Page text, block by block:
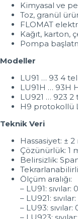
Kimyasal ve
Toz, granül
FLOMAT
Kağıt, karton,
Pompa
Modeller
LU91 … 93 4
LU91H … 93H
LU921 … 923 2
H9 protokollü
Teknik Veri
Hassasiyet: ±
Çözünürlük: 1
Belirsizlik:
Ölçüm aralığı:
– LU91:
– LU921:
– LU93: